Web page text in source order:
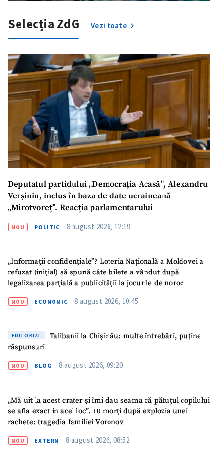
Trimite o informație
Despre ZdG
in English
на русском
Selecția ZdG Vezi toate
Deputatul partidului „Democrația Acasă”, Alexandru
Verșinin, inclus în baza de date ucraineană
„Mirotvoreț”. Reacția parlamentarului
NOU POLITIC 8 august 2026, 12:19
„Informații confidențiale”? Loteria Națională a Moldovei a
refuzat (inițial) să spună câte bilete a vândut după
legalizarea parțială a publicității la jocurile de noroc
NOU ECONOMIC 8 august 2026, 10:45
EDITORIAL
Talibanii la Chișinău: multe întrebări, puține
răspunsuri
NOU BLOG 8 august 2026, 09:20
„Mă uit la acest crater și îmi dau seama că pătuțul copilului
se afla exact în acel loc”. 10 morți după explozia unei
rachete: tragedia familiei Voronov
NOU EXTERN 8 august 2026, 08:52